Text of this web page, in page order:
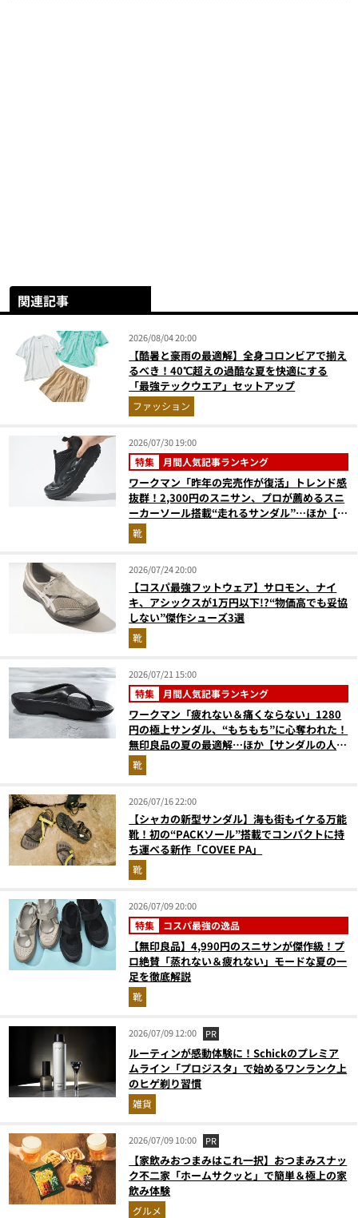
関連記事
2026/08/04 20:00
【酷暑と豪雨の最適解】全身コロンビアで揃え
るべき！40℃超えの過酷な夏を快適にする
「最強テックウエア」セットアップ
ファッション
2026/07/30 19:00
特集 月間人気記事ランキング
ワークマン「昨年の完売作が復活」トレンド感
抜群！2,300円のスニサン、プロが薦めるスニ
ーカーソール搭載“走れるサンダル”…ほか【夏
シューズの人気記事ランキングベスト3】
（2026年6月版）
靴
2026/07/24 20:00
【コスパ最強フットウェア】サロモン、ナイ
キ、アシックスが1万円以下!?“物価高でも妥協
しない”傑作シューズ3選
靴
2026/07/21 15:00
特集 月間人気記事ランキング
ワークマン「疲れない＆痛くならない」1280
円の極上サンダル、“もちもち”に心奪われた！
無印良品の夏の最適解…ほか【サンダルの人気
記事ランキングベスト3】（2026年6月版）
靴
2026/07/16 22:00
【シャカの新型サンダル】海も街もイケる万能
靴！初の“PACKソール”搭載でコンパクトに持
ち運べる新作「COVEE PA」
靴
2026/07/09 20:00
特集 コスパ最強の逸品
【無印良品】4,990円のスニサンが傑作級！プ
ロ絶賛「蒸れない＆疲れない」モードな夏の一
足を徹底解説
靴
2026/07/09 12:00 PR
ルーティンが感動体験に！Schickのプレミア
ムライン「プロジスタ」で始めるワンランク上
のヒゲ剃り習慣
雑貨
2026/07/09 10:00 PR
【家飲みおつまみはこれ一択】おつまみスナッ
ク不二家「ホームサクッと」で簡単＆極上の家
飲み体験
グルメ